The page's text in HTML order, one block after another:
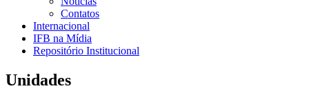
Contatos
Internacional
IFB na Mídia
Repositório Institucional
Unidades